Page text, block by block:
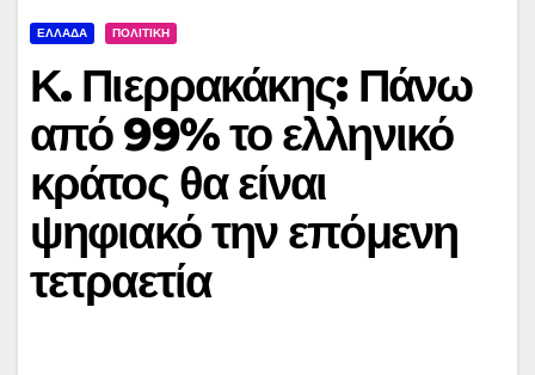
ΕΛΛΑΔΑ ΠΟΛΙΤΙΚΗ
Κ. Πιερρακάκης: Πάνω
από 99% το ελληνικό
κράτος θα είναι
ψηφιακό την επόμενη
τετραετία